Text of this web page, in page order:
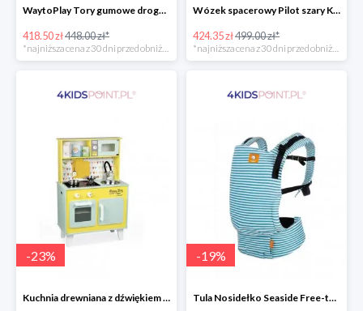
WaytoPlay Tory gumowe droga do układnia dla dzieci 40 elem.
418.50 zł448.00 zł*
*najniższa cena z 30 dni przed obniżką
Wózek spacerowy Pilot szary Kinderkraft
424.35 zł499.00 zł*
*najniższa cena z 30 dni przed obniżką
-23%
Kuchnia drewniana z dźwiękiem i z 7 akcesoriami Happy Day Janod
-19%
Tula Nosidełko Seaside Free-to-Grow